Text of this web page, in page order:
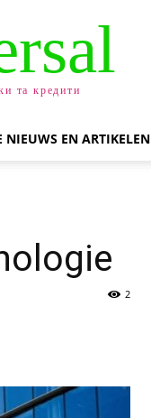
та кредити
NIEUWS EN ARTIKELEN
2